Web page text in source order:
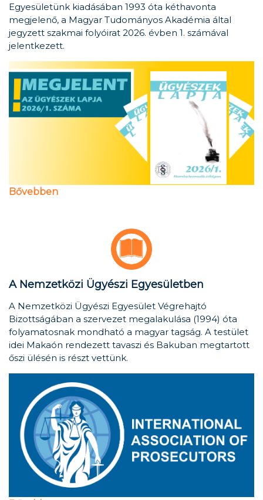
Egyesületünk kiadásában 1993 óta kéthavonta
megjelenő, a Magyar Tudományos Akadémia által
jegyzett szakmai folyóirat 2026. évben 1. számával
jelentkezett.
Bővebben
A Nemzetközi Ügyészi Egyesületben
A Nemzetközi Ügyészi Egyesület Végrehajtó
Bizottságában a szervezet megalakulása (1994) óta
folyamatosnak mondható a magyar tagság. A testület
idei Makaón rendezett tavaszi és Bakuban megtartott
őszi ülésén is részt vettünk.